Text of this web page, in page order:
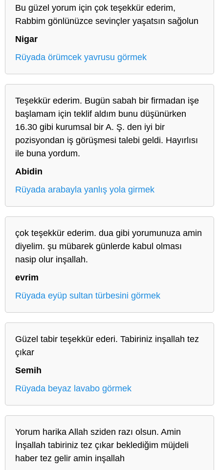
Bu güzel yorum için çok teşekkür ederim,
Rabbim gönlünüzce sevinçler yaşatsın sağolun
Nigar
Rüyada örümcek yavrusu görmek
Teşekkür ederim. Bugün sabah bir firmadan işe
başlamam için teklif aldım bunu düşünürken
16.30 gibi kurumsal bir A. Ş. den iyi bir
pozisyondan iş görüşmesi talebi geldi. Hayırlısı
ile buna yordum.
Abidin
Rüyada arabayla yanlış yola girmek
çok teşekkür ederim. dua gibi yorumunuza amin
diyelim. şu mübarek günlerde kabul olması
nasip olur inşallah.
evrim
Rüyada eyüp sultan türbesini görmek
Güzel tabir teşekkür ederi. Tabiriniz inşallah tez
çıkar
Semih
Rüyada beyaz lavabo görmek
Yorum harika Allah sziden razı olsun. Amin
İnşallah tabiriniz tez çıkar beklediğim müjdeli
haber tez gelir amin inşallah